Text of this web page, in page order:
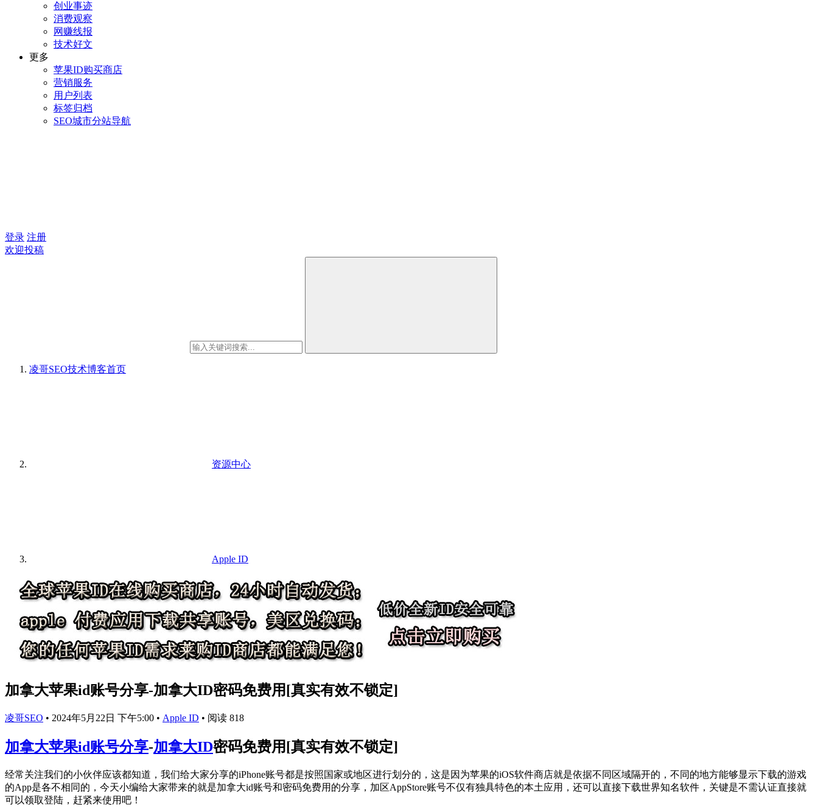
创业事迹
消费观察
网赚线报
技术好文
更多
苹果ID购买商店
营销服务
用户列表
标签归档
SEO城市分站导航
登录 注册
欢迎投稿
凌哥SEO技术博客首页
资源中心
Apple ID
加拿大苹果id账号分享-加拿大ID密码免费用[真实有效不锁定]
凌哥SEO • 2024年5月22日 下午5:00 • Apple ID • 阅读 818
加拿大苹果id账号分享-加拿大ID密码免费用[真实有效不锁定]
经常关注我们的小伙伴应该都知道，我们给大家分享的iPhone账号都是按照国家或地区进行划分的，这是因为苹果的iOS软件商店就是依据不同区域隔开的，不同的地方能够显示下载的游戏
的App是各不相同的，今天小编给大家带来的就是加拿大id账号和密码免费用的分享，加区AppStore账号不仅有独具特色的本土应用，还可以直接下载世界知名软件，关键是不需认证直接就
可以领取登陆，赶紧来使用吧！